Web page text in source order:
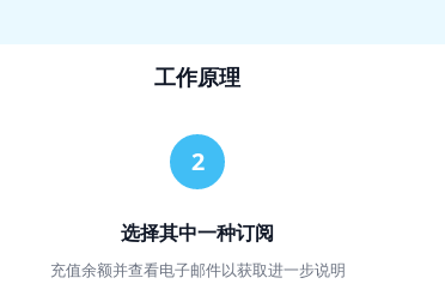
工作原理
选择其中一种订阅
充值余额并查看电子邮件以获取进一步说明